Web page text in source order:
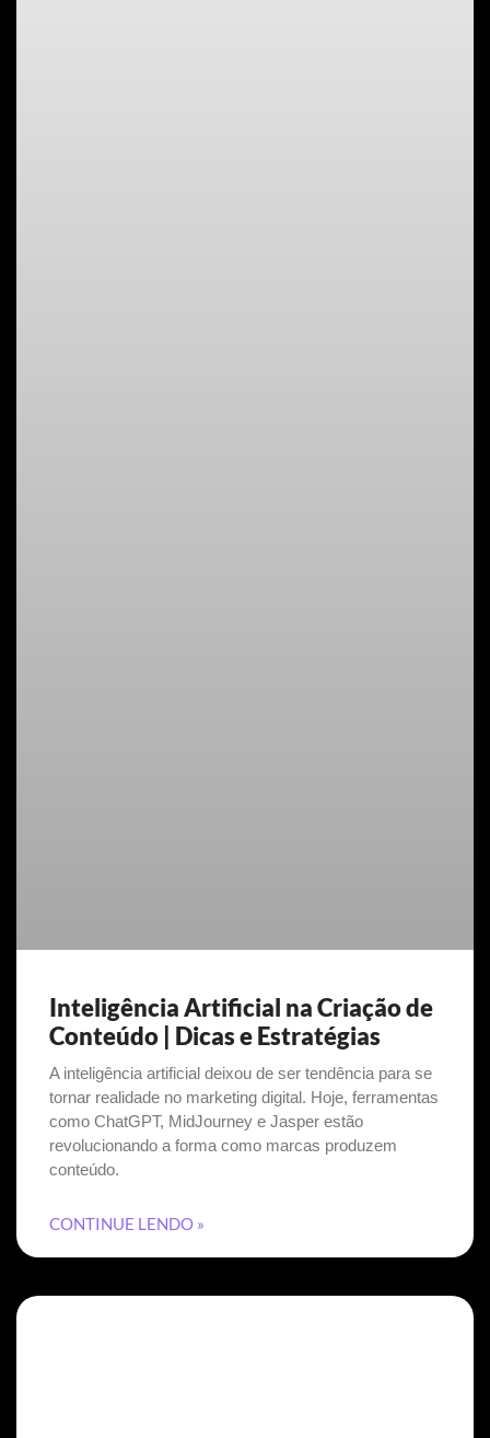
Inteligência Artificial na Criação de
Conteúdo | Dicas e Estratégias
A inteligência artificial deixou de ser tendência para se
tornar realidade no marketing digital. Hoje, ferramentas
como ChatGPT, MidJourney e Jasper estão
revolucionando a forma como marcas produzem
conteúdo.
CONTINUE LENDO »